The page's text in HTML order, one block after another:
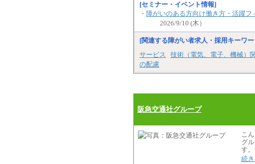
[セミナー・イベント情報]
・ 障がいのある方向け働き方・活躍フ
2026/9/10 (木）
[関連する障がい者求人・採用キーワ
サービス
技術（電気、電子、機械）
の配慮
阪急交通社グループ
こ
グ
す
続